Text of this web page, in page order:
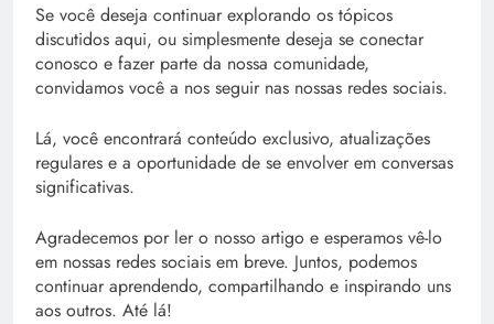
Se você deseja continuar explorando os tópicos
discutidos aqui, ou simplesmente deseja se conectar
conosco e fazer parte da nossa comunidade,
convidamos você a nos seguir nas nossas redes sociais.
Lá, você encontrará conteúdo exclusivo, atualizações
regulares e a oportunidade de se envolver em conversas
significativas.
Agradecemos por ler o nosso artigo e esperamos vê-lo
em nossas redes sociais em breve. Juntos, podemos
continuar aprendendo, compartilhando e inspirando uns
aos outros. Até lá!